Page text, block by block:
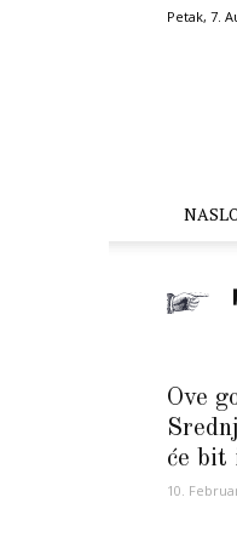
Petak, 7.
Ove
će bit
10.